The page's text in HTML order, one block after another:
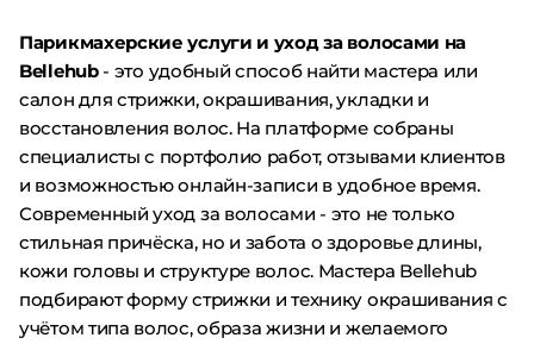
Парикмахерские услуги и уход за волосами на
Bellehub- это удобный способ найти мастера или
салон для стрижки, окрашивания, укладки и
восстановления волос. На платформе собраны
специалисты с портфолио работ, отзывами клиентов
и возможностью онлайн-записи в удобное время.
Современный уход за волосами - это не только
стильная причёска, но и забота о здоровье длины,
кожи головы и структуре волос. Мастера Bellehub
подбирают форму стрижки и технику окрашивания с
учётом типа волос, образа жизни и желаемого